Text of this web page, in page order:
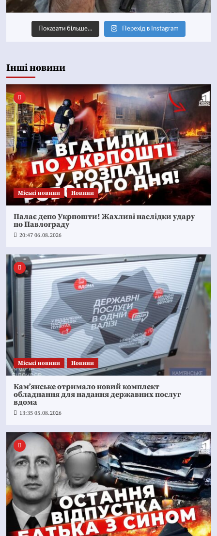
Показати більше… Перехід в Instagram
Інші новини
Mіські новини Новини
Палає депо Укрпошти! Жахливі наслідки удару
по Павлограду
20:47 06.08.2026
Mіські новини Новини
Кам’янське отримало новий комплект
обладнання для надання державних послуг
вдома
13:35 05.08.2026